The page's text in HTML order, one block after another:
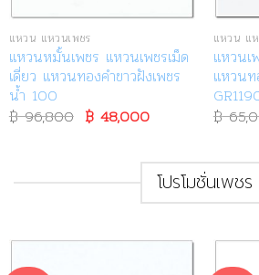
แหวน แหวนเพชร
แหวนหมั้นเพชร แหวนเพชรเม็ด
เดี่ยว แหวนทองคำขาวฝังเพชร
น้ำ 100
฿96,800 Original
price
฿ 96,800.
฿48,000Current
฿ 48,000.
แหวน แ
แหวนเ
แหวนท
฿
โปรโมชั่นเพชร